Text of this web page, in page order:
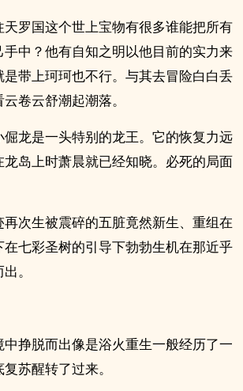
罗国这个世上宝物有很多谁能把所有
中？他有自知之明以他目前的实力来
带上珂珂也不行。与其去冒险白白丢
卷云舒潮起潮落。
龙是一头特别的龙王。它的恢复力远
岛上时萧晨就已经知晓。必死的局面
次生被震碎的五脏竟然新生、重组在
七彩圣树的引导下勃勃生机在那近乎
。
挣脱而出像是浴火重生一般经历了一
苏醒转了过来。